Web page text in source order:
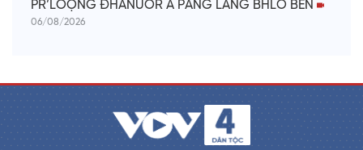
PR’LOỌNG ĐHANUÔR A PĂNG LÂNG BHLÔ BỀN
06/08/2026